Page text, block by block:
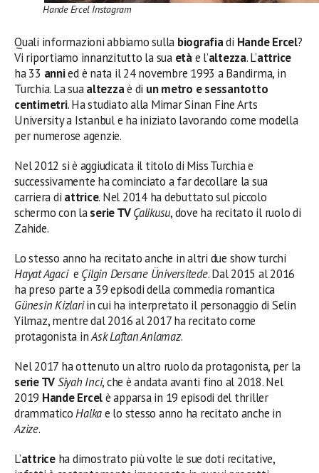
Hande Ercel Instagram
Quali informazioni abbiamo sulla biografiadi Hande Ercel?
Vi riportiamo innanzitutto la sua etàe l’altezza. L’attrice
ha 33 annied è nata il 24 novembre 1993 a Bandirma, in
Turchia. La suaaltezzaè di un metro e sessantotto
centimetri. Ha studiato alla Mimar Sinan Fine Arts
University a Istanbul e ha iniziato lavorando come modella
per numerose agenzie.
Nel 2012 si è aggiudicata il titolo di Miss Turchia e
successivamente ha cominciato a far decollare la sua
carriera di attrice. Nel 2014 ha debuttato sul piccolo
schermo con laserie TVÇalikusu, dove ha recitato il ruolo di
Zahide.
Lo stesso anno ha recitato anche in altri due show turchi
Hayat Agaci e Çilgin Dersane Üniversitede. Dal 2015 al 2016
ha preso parte a 39 episodi della commedia romantica
Günesin Kizlariin cui ha interpretato il personaggio di Selin
Yilmaz, mentre dal 2016 al 2017 ha recitato come
protagonista inAsk Laftan Anlamaz.
Nel 2017 ha ottenuto un altro ruolo da protagonista, per la
serie TVSiyah Inci, che è andata avanti fino al 2018. Nel
2019 Hande Ercelè apparsa in 19 episodi del thriller
drammaticoHalkae lo stesso anno ha recitato anche in
Azize.
L’attriceha dimostrato più volte le sue doti recitative,